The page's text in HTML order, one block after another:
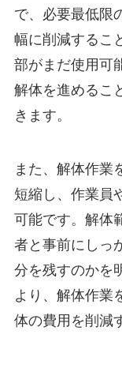
で、必要最低限
幅に削減するこ
部がまだ使用可
解体を進めるこ
きます。
また、解体作業
短縮し、作業員
可能です。解体
者と事前にしっ
分を残すのかを
より、解体作業
体の費用を削減